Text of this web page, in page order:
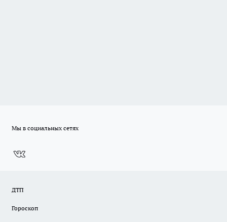
Мы в социальных сетях
ДТП
Гороскоп